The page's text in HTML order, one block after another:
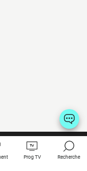
Prog TV Recherche